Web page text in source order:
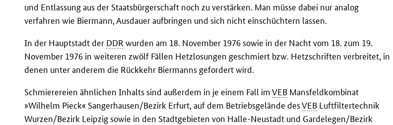
und Entlassung aus der Staatsbürgerschaft noch zu verstärken. Man müsse dabei nur analog
verfahren wie Biermann, Ausdauer aufbringen und sich nicht einschüchtern lassen.
In der Hauptstadt der DDR wurden am 18. November 1976 sowie in der Nacht vom 18. zum 19.
November 1976 in weiteren zwölf Fällen Hetzlosungen geschmiert bzw. Hetzschriften verbreitet, in
denen unter anderem die Rückkehr Biermanns gefordert wird.
Schmierereien ähnlichen Inhalts sind außerdem in je einem Fall imVEB Mansfeldkombinat
»Wilhelm Pieck« Sangerhausen/Bezirk Erfurt, auf dem Betriebsgelände desVEB Luftfiltertechnik
Wurzen/Bezirk Leipzig sowie in den Stadtgebieten von Halle-Neustadt und Gardelegen/Bezirk